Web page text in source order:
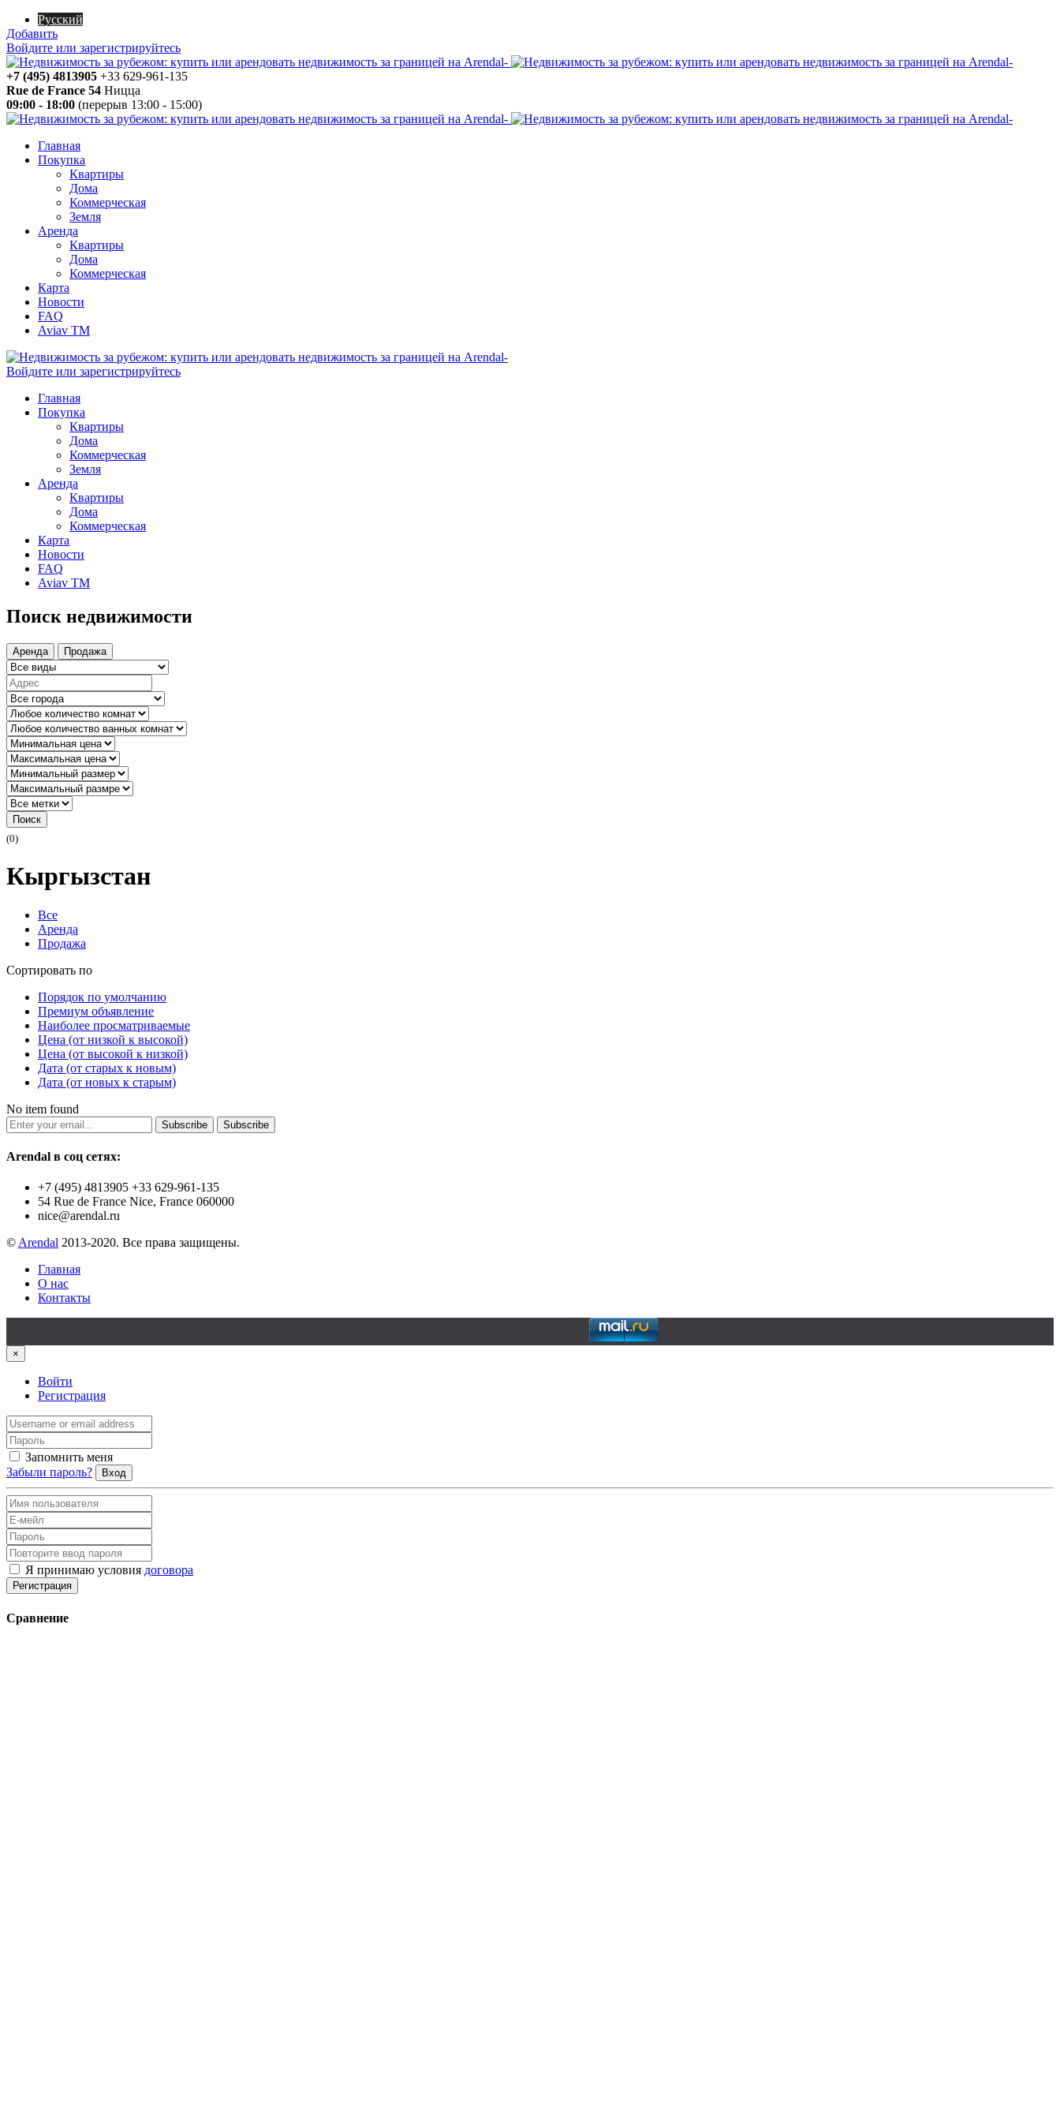
Русский
Добавить
Войдите или зарегистрируйтесь
+7 (495) 4813905 +33 629-961-135
Rue de France 54 Ницца
09:00 - 18:00 (перерыв 13:00 - 15:00)
Главная
Покупка
Квартиры
Дома
Коммерческая
Земля
Аренда
Квартиры
Дома
Коммерческая
Карта
Новости
FAQ
Aviav TM
Войдите или зарегистрируйтесь
Главная
Покупка
Квартиры
Дома
Коммерческая
Земля
Аренда
Квартиры
Дома
Коммерческая
Карта
Новости
FAQ
Aviav TM
Поиск недвижимости
Аренда Продажа
Поиск
(0)
Кыргызстан
Все
Аренда
Продажа
Сортировать по
Порядок по умолчанию
Премиум объявление
Наиболее просматриваемые
Цена (от низкой к высокой)
Цена (от высокой к низкой)
Дата (от старых к новым)
Дата (от новых к старым)
No item found
Subscribe Subscribe
Arendal в соц сетях:
+7 (495) 4813905 +33 629-961-135
54 Rue de France Nice, France 060000
nice@arendal.ru
©Arendal 2013-2020. Все права защищены.
Главная
О нас
Контакты
×
Войти
Регистрация
Запомнить меня
Забыли пароль?
Вход
Я принимаю условия договора
Регистрация
Сравнение